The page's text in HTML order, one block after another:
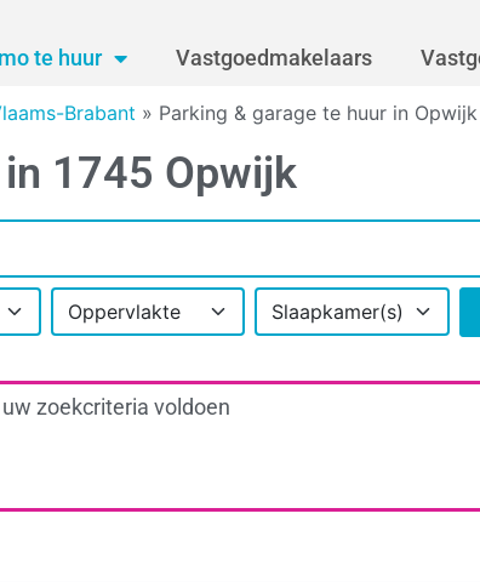
te huur Vastgoedmakelaars
Brabant » Parking & garage te huur in Opwijk
1745 Opwijk
Oppervlakte Slaapkamer(s)
zoekcriteria voldoen